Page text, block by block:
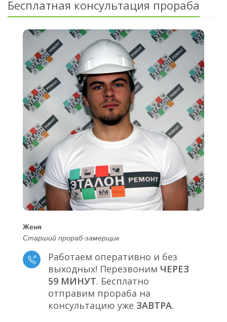
Бесплатная консультация прораба
Женя
Старший прораб-замерщик
Работаем оперативно и без
выходных! Перезвоним ЧЕРЕЗ
59 МИНУТ. Бесплатно
отправим прораба на
консультацию уже ЗАВТРА.